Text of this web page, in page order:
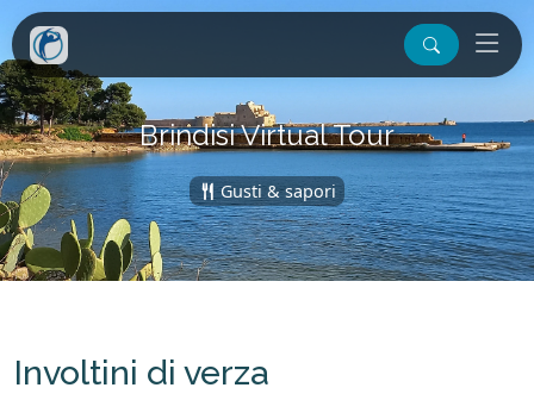
Brindisi Virtual Tour
Gusti & sapori
Involtini di verza